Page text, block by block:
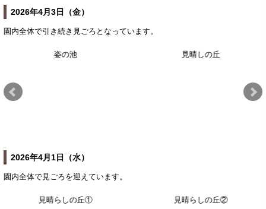
2026年4月3日（金）
園内全体で引き続き見ごろとなっています。
姿の池 見晴しの丘
2026年4月1日（水）
園内全体で見ごろを迎えています。
見晴らしの丘① 見晴らしの丘②